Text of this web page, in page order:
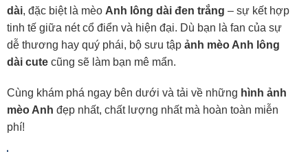
dài, đặc biệt là mèo Anh lông dài đen trắng – sự kết hợp
tinh tế giữa nét cổ điển và hiện đại. Dù bạn là fan của sự
dễ thương hay quý phái, bộ sưu tập ảnh mèo Anh lông
dài cute cũng sẽ làm bạn mê mẩn.
Cùng khám phá ngay bên dưới và tải về những hình ảnh
mèo Anh đẹp nhất, chất lượng nhất mà hoàn toàn miễn
phí!